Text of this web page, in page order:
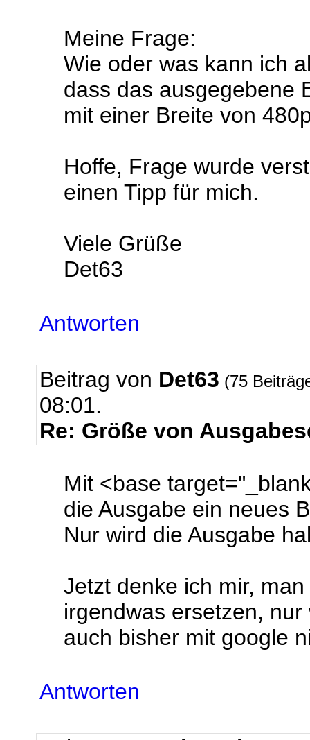
Meine Frage:
Wie oder was kann ich
dass das ausgegebene
mit einer Breite von
Hoffe, Frage wurde
einen Tipp für mich.
Viele Grüße
Det63
Antworten
Beitrag von Det63 (75
08:01.
Re: Größe von
Mit <base
die Ausgabe ein neues
Nur wird die Ausgabe
Jetzt denke ich mir,
irgendwas ersetzen,
auch bisher mit google
Antworten